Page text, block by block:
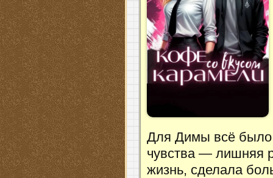
Для Димы всё было
чувства — лишняя
жизнь, сделала